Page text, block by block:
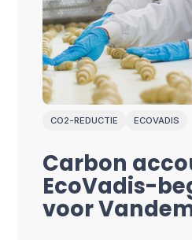
CO2-REDUCTIE ECOVADIS
Carbon
EcoVadis-
voor